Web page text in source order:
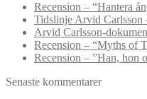
Recension – “Hantera
Tidslinje Arvid Carlsson
Arvid Carlsson-
Recension – “Myths of
Recension – ”Han, hon
Senaste kommentarer